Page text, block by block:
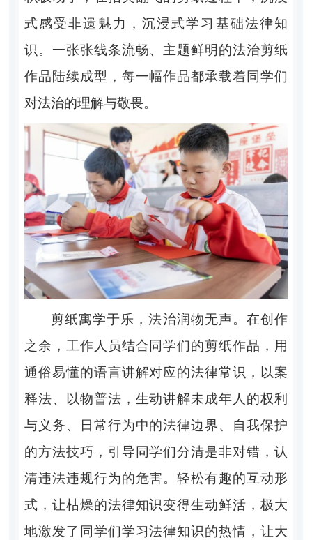
式感受非遗魅力，沉浸式学习基础法律知
识。一张张线条流畅、主题鲜明的法治剪纸
作品陆续成型，每一幅作品都承载着同学们
对法治的理解与敬畏。
剪纸寓学于乐，法治润物无声。在创作
之余，工作人员结合同学们的剪纸作品，用
通俗易懂的语言讲解对应的法律常识，以案
释法、以物普法，生动讲解未成年人的权利
与义务、日常行为中的法律边界、自我保护
的方法技巧，引导同学们分清是非对错，认
清违法违规行为的危害。轻松有趣的互动形
式，让枯燥的法律知识变得生动鲜活，极大
地激发了同学们学习法律知识的热情，让大